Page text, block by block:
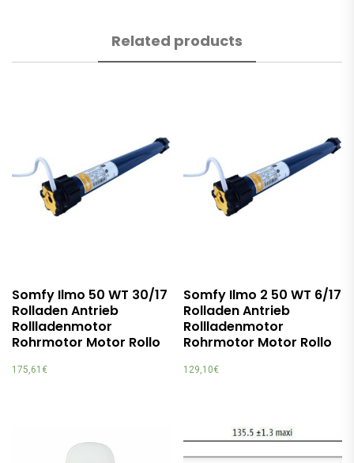
Related products
Somfy Ilmo 50 WT 30/17
Rolladen Antrieb
Rollladenmotor
Rohrmotor Motor Rollo
175,61 €
Somfy Ilmo 2 50 WT 6/17
Rolladen Antrieb
Rollladenmotor
Rohrmotor Motor Rollo
129,10€